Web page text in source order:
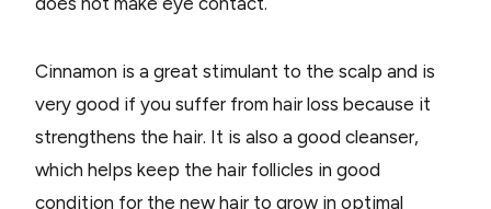
Cinnamon is a great stimulant to the scalp and is
very good if you suffer from hair loss because it
strengthens the hair. It is also a good cleanser,
which helps keep the hair follicles in good
condition for the new hair to grow in optimal